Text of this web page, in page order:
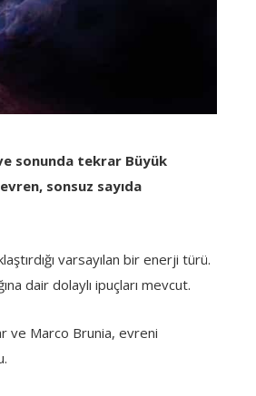
sonunda tekrar Büyük
sonsuz sayıda
varsayılan bir enerji türü.
dair dolaylı ipuçları mevcut.
ve Marco Brunia, evreni